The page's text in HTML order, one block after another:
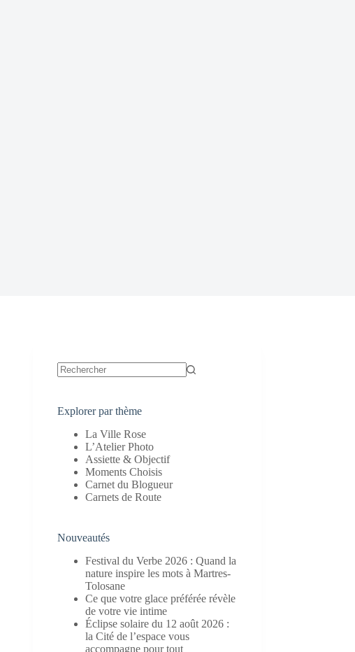
Explorer par thème
La Ville Rose
L’Atelier Photo
Assiette & Objectif
Moments Choisis
Carnet du Blogueur
Carnets de Route
Nouveautés
Festival du Verbe 2026 : Quand la
nature inspire les mots à Martres-
Tolosane
Ce que votre glace préférée révèle
de votre vie intime
Éclipse solaire du 12 août 2026 :
la Cité de l’espace vous
accompagne pour tout